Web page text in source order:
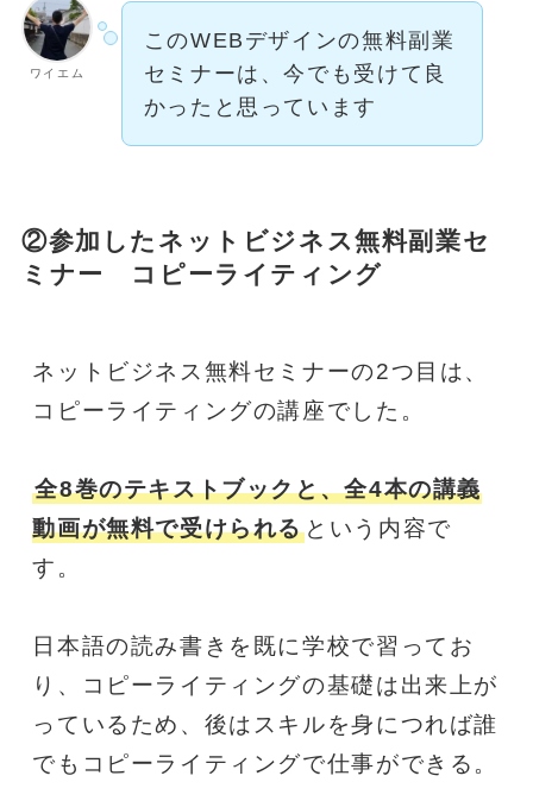
ワイエム
このWEBデザインの無料副業
セミナーは、今でも受けて良
かったと思っています
②参加したネットビジネス無料副業セ
ミナー コピーライティング
ネットビジネス無料セミナーの2つ目は、
コピーライティングの講座でした。
全8巻のテキストブックと、全4本の講義
動画が無料で受けられる という内容で
す。
日本語の読み書きを既に学校で習ってお
り、コピーライティングの基礎は出来上が
っているため、後はスキルを身につれば誰
でもコピーライティングで仕事ができる。